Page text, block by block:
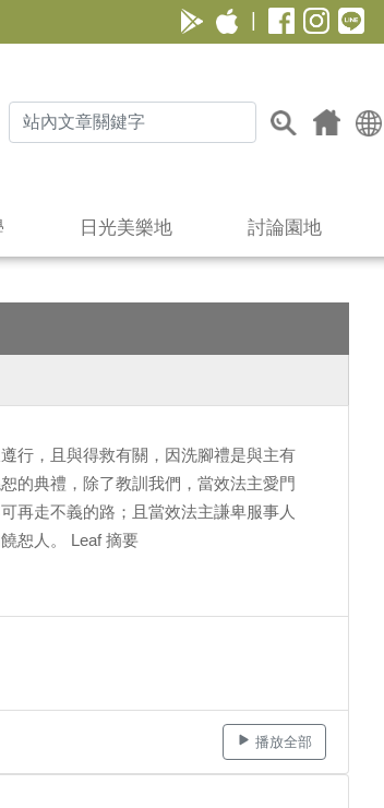
日光美樂地 討論園地
行，且與得救有關，因洗腳禮是與主有
的典禮，除了教訓我們，當效法主愛門
再走不義的路；且當效法主謙卑服事人
恕人。 Leaf 摘要
播放全部